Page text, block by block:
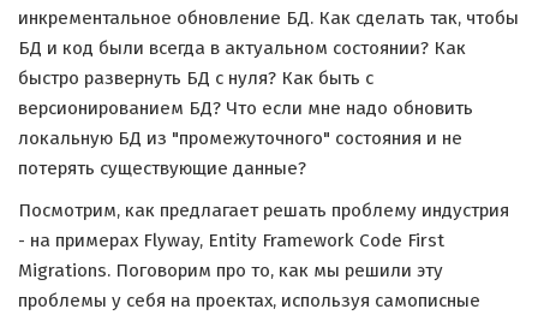
инкрементальное обновление БД. Как сделать так, чтобы
БД и код были всегда в актуальном состоянии? Как
быстро развернуть БД с нуля? Как быть с
версионированием БД? Что если мне надо обновить
локальную БД из "промежуточного" состояния и не
потерять существующие данные?
Посмотрим, как предлагает решать проблему индустрия
- на примерах Flyway, Entity Framework Code First
Migrations. Поговорим про то, как мы решили эту
проблемы у себя на проектах, используя самописные